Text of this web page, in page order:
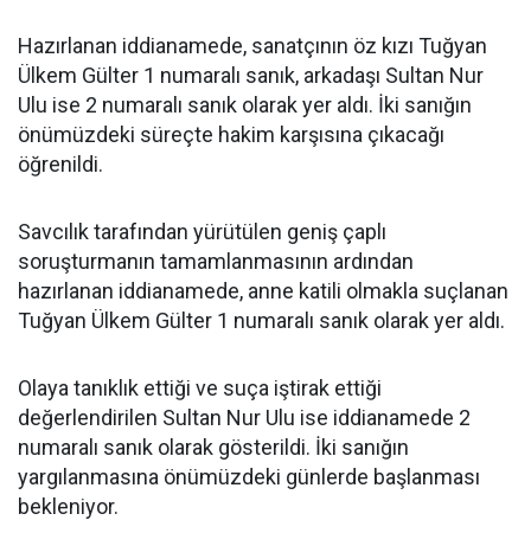
Hazırlanan iddianamede, sanatçının öz kızı Tuğyan
Ülkem Gülter 1 numaralı sanık, arkadaşı Sultan Nur
Ulu ise 2 numaralı sanık olarak yer aldı. İki sanığın
önümüzdeki süreçte hakim karşısına çıkacağı
öğrenildi.
Savcılık tarafından yürütülen geniş çaplı
soruşturmanın tamamlanmasının ardından
hazırlanan iddianamede, anne katili olmakla suçlanan
Tuğyan Ülkem Gülter 1 numaralı sanık olarak yer aldı.
Olaya tanıklık ettiği ve suça iştirak ettiği
değerlendirilen Sultan Nur Ulu ise iddianamede 2
numaralı sanık olarak gösterildi. İki sanığın
yargılanmasına önümüzdeki günlerde başlanması
bekleniyor.